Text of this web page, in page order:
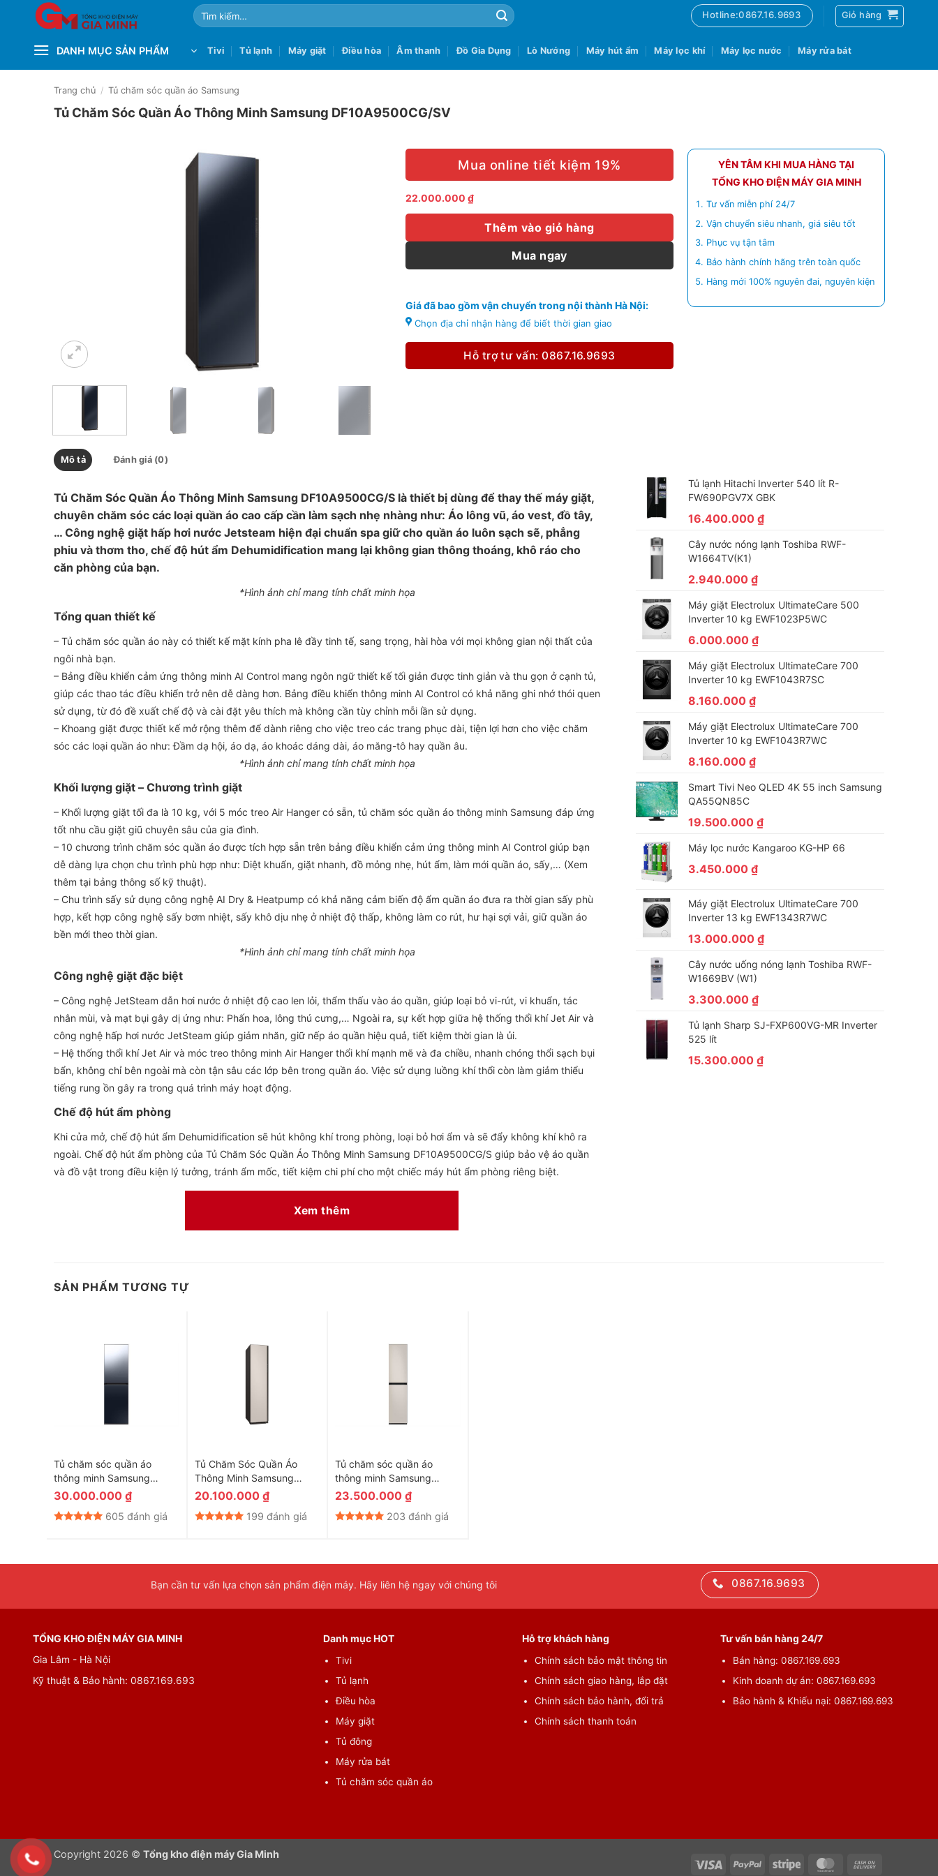
Tìm
kiếm:
Hotline:0867.16.9693 Giỏ hàng
DANH MỤC SẢN PHẨM Tivi Tủ lạnh Máy giặt Điều hòa Âm thanh Đồ Gia Dụng Lò Nướng Máy hút ẩm Máy lọc khí Máy lọc nước Máy rửa bát
Trang chủ / Tủ chăm sóc quần áo Samsung
Tủ Chăm Sóc Quần Áo Thông Minh Samsung DF10A9500CG/SV
Mua online tiết kiệm 19%
22.000.000 ₫
Thêm vào giỏ hàng
Mua ngay
Giá đã bao gồm vận chuyển trong nội thành Hà Nội:
Chọn địa chỉ nhận hàng để biết thời gian giao
Hỗ trợ tư vấn: 0867.16.9693
YÊN TÂM KHI MUA HÀNG TẠI
TỔNG KHO ĐIỆN MÁY GIA MINH
Tư vấn miễn phí 24/7
Vận chuyển siêu nhanh, giá siêu tốt
Phục vụ tận tâm
Bảo hành chính hãng trên toàn quốc
Hàng mới 100% nguyên đai, nguyên kiện
Mô tả Đánh giá (0)
Tủ Chăm Sóc Quần Áo Thông Minh Samsung DF10A9500CG/S là thiết bị dùng để thay thế máy giặt,
chuyên chăm sóc các loại quần áo cao cấp cần làm sạch nhẹ nhàng như: Áo lông vũ, áo vest, đồ tây,
… Công nghệ giặt hấp hơi nước Jetsteam hiện đại chuẩn spa giữ cho quần áo luôn sạch sẽ, phẳng
phiu và thơm tho, chế độ hút ẩm Dehumidification mang lại không gian thông thoáng, khô ráo cho
căn phòng của bạn.
*Hình ảnh chỉ mang tính chất minh họa
Tổng quan thiết kế
– Tủ chăm sóc quần áo này có thiết kế mặt kính pha lê đầy tinh tế, sang trọng, hài hòa với mọi không gian nội thất của
ngôi nhà bạn.
– Bảng điều khiển cảm ứng thông minh AI Control mang ngôn ngữ thiết kế tối giản được tinh giản và thu gọn ở cạnh tủ,
giúp các thao tác điều khiển trở nên dễ dàng hơn. Bảng điều khiển thông minh AI Control có khả năng ghi nhớ thói quen
sử dụng, từ đó đề xuất chế độ và cài đặt yêu thích mà không cần tùy chỉnh mỗi lần sử dụng.
– Khoang giặt được thiết kế mở rộng thêm để dành riêng cho việc treo các trang phục dài, tiện lợi hơn cho việc chăm
sóc các loại quần áo như: Đầm dạ hội, áo dạ, áo khoác dáng dài, áo măng-tô hay quần âu.
*Hình ảnh chỉ mang tính chất minh họa
Khối lượng giặt – Chương trình giặt
– Khối lượng giặt tối đa là 10 kg, với 5 móc treo Air Hanger có sẵn, tủ chăm sóc quần áo thông minh Samsung đáp ứng
tốt nhu cầu giặt giũ chuyên sâu của gia đình.
– 10 chương trình chăm sóc quần áo được tích hợp sẵn trên bảng điều khiển cảm ứng thông minh AI Control giúp bạn
dễ dàng lựa chọn chu trình phù hợp như: Diệt khuẩn, giặt nhanh, đồ mỏng nhẹ, hút ẩm, làm mới quần áo, sấy,… (Xem
thêm tại bảng thông số kỹ thuật).
– Chu trình sấy sử dụng công nghệ AI Dry & Heatpump có khả năng cảm biến độ ẩm quần áo đưa ra thời gian sấy phù
hợp, kết hợp công nghệ sấy bơm nhiệt, sấy khô dịu nhẹ ở nhiệt độ thấp, không làm co rút, hư hại sợi vải, giữ quần áo
bền mới theo thời gian.
*Hình ảnh chỉ mang tính chất minh họa
Công nghệ giặt đặc biệt
– Công nghệ JetSteam dẫn hơi nước ở nhiệt độ cao len lỏi, thẩm thấu vào áo quần, giúp loại bỏ vi-rút, vi khuẩn, tác
nhân mùi, và mạt bụi gây dị ứng như: Phấn hoa, lông thú cưng,… Ngoài ra, sự kết hợp giữa hệ thống thổi khí Jet Air và
công nghệ hấp hơi nước JetSteam giúp giảm nhăn, giữ nếp áo quần hiệu quả, tiết kiệm thời gian là ủi.
– Hệ thống thổi khí Jet Air và móc treo thông minh Air Hanger thổi khí mạnh mẽ và đa chiều, nhanh chóng thổi sạch bụi
bẩn, không chỉ bên ngoài mà còn tận sâu các lớp bên trong quần áo. Việc sử dụng luồng khí thổi còn làm giảm thiểu
tiếng rung ồn gây ra trong quá trình máy hoạt động.
Chế độ hút ẩm phòng
Khi cửa mở, chế độ hút ẩm Dehumidification sẽ hút không khí trong phòng, loại bỏ hơi ẩm và sẽ đẩy không khí khô ra
ngoài. Chế độ hút ẩm phòng của Tủ Chăm Sóc Quần Áo Thông Minh Samsung DF10A9500CG/S giúp bảo vệ áo quần
và đồ vật trong điều kiện lý tưởng, tránh ẩm mốc, tiết kiệm chi phí cho một chiếc máy hút ẩm phòng riêng biệt.
*Hình ảnh chỉ mang tính chất minh họa
Động cơ – Công nghệ tiết kiệm điện
tiếng ồn, mang lại không gian yên tĩnh cho căn phòng.
Xem thêm
Tủ lạnh Hitachi Inverter 540 lít R-
FW690PGV7X GBK
16.400.000₫
Cây nước nóng lạnh Toshiba RWF-
W1664TV(K1)
2.940.000₫
Máy giặt Electrolux UltimateCare 500
Inverter 10 kg EWF1023P5WC
6.000.000₫
Máy giặt Electrolux UltimateCare 700
Inverter 10 kg EWF1043R7SC
8.160.000₫
Máy giặt Electrolux UltimateCare 700
Inverter 10 kg EWF1043R7WC
8.160.000₫
Smart Tivi Neo QLED 4K 55 inch Samsung
QA55QN85C
19.500.000₫
Máy lọc nước Kangaroo KG-HP 66
3.450.000₫
Máy giặt Electrolux UltimateCare 700
Inverter 13 kg EWF1343R7WC
13.000.000₫
Cây nước uống nóng lạnh Toshiba RWF-
W1669BV (W1)
3.300.000₫
Tủ lạnh Sharp SJ-FXP600VG-MR Inverter
525 lít
15.300.000₫
SẢN PHẨM TƯƠNG TỰ
Tủ chăm sóc quần áo
thông minh Samsung
Bespoke AirDresser 5 móc
DF24CB9900CRSV (Model
2025)
30.000.000 ₫
605 đánh giá
Tủ Chăm Sóc Quần Áo
Thông Minh Samsung
DF60A8500EG/SV
20.100.000 ₫
199 đánh giá
Tủ chăm sóc quần áo
thông minh Samsung
Bespoke AirDresser 3 móc
DF18CB8600ERSV (Model
2025)
23.500.000₫
203 đánh giá
Bạn cần tư vấn lựa chọn sản phẩm điện máy. Hãy liên hệ ngay với chúng tôi 0867.16.9693
TỔNG KHO ĐIỆN MÁY GIA MINH
Gia Lâm - Hà Nội
Kỹ thuật & Bảo hành: 0867.169.693
Danh mục HOT
Tivi
Tủ lạnh
Điều hòa
Máy giặt
Tủ đông
Máy rửa bát
Tủ chăm sóc quần áo
Hỗ trợ khách hàng
Chính sách bảo mật thông tin
Chính sách giao hàng, lắp đặt
Chính sách bảo hành, đổi trả
Chính sách thanh toán
Tư vấn bán hàng 24/7
Bán hàng: 0867.169.693
Kinh doanh dự án: 0867.169.693
Bảo hành & Khiếu nại: 0867.169.693
Visa PayPal Stripe MasterCard
Copyright 2026 © Tổng kho điện máy Gia Minh